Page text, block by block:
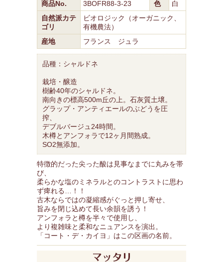
商品No. 3BOFR88-3-23 色
白
自然派カテ
ゴリ
ビオロジック（オーガニック、
有機農法）
産地
フランス ジュラ
品種：シャルドネ
栽培・醸造
樹齢40年のシャルドネ。
南向きの標高500m丘の上。石灰質土壌。
グラップ・アンティエールのぶどうを圧
搾、
デブルバージュ24時間。
木樽とアンフォラで12ヶ月間熟成。
SO2無添加。
特徴的だった尖った酸は見事なまでに丸みを帯
び、
柔らかな塩のミネラルとのコントラストに思わ
ず痺れる…！！
古木ならではの凝縮感がぐっと押し寄せ、
旨みを閉じ込めて長い余韻を誘う！
アンフォラと樽を半々で使用し、
より複雑味と柔和なニュアンスを演出。
「コート・デ・カイヨ」はこの区画の名前。